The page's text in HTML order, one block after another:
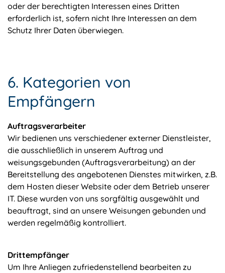
oder der berechtigten Interessen eines Dritten
erforderlich ist, sofern nicht Ihre Interessen an dem
Schutz Ihrer Daten überwiegen.
6. Kategorien von
Empfängern
Auftragsverarbeiter
Wir bedienen uns verschiedener externer Dienstleister,
die ausschließlich in unserem Auftrag und
weisungsgebunden (Auftragsverarbeitung) an der
Bereitstellung des angebotenen Dienstes mitwirken, z.B.
dem Hosten dieser Website oder dem Betrieb unserer
IT. Diese wurden von uns sorgfältig ausgewählt und
beauftragt, sind an unsere Weisungen gebunden und
werden regelmäßig kontrolliert.
Drittempfänger
Um Ihre Anliegen zufriedenstellend bearbeiten zu